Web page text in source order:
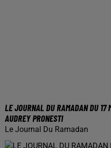
LE JOURNAL DU RAMADAN DU 17
AUDREY PRONESTI
Le Journal Du Ramadan